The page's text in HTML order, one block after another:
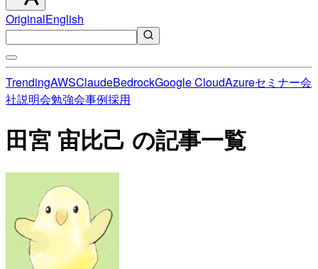
OriginalEnglish
TrendingAWSClaudeBedrockGoogle CloudAzureセミナー会
社説明会勉強会事例採用
田宮 宙比己 の記事一覧